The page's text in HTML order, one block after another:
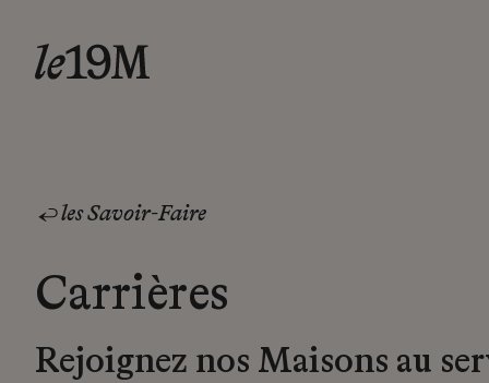
les Savoir-Faire
Carrières
Rejoignez nos Maisons au